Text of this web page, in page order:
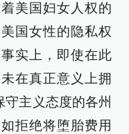
美国妇女人权的
国女性的隐私权
实上，即使在此
在真正意义上拥
守主义态度的各州
拒绝将堕胎费用